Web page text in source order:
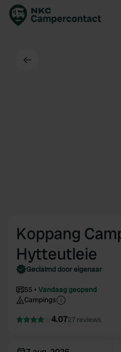
Koppang
Hytteutleie
Geclaimd door eigenaar
55
Vandaag geopend
Campings
4.0727 reviews